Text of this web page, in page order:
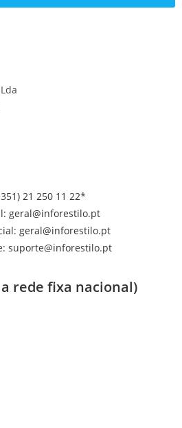
21 250 11 22*
geral@inforestilo.pt
geral@inforestilo.pt
suporte@inforestilo.pt
rede fixa nacional)